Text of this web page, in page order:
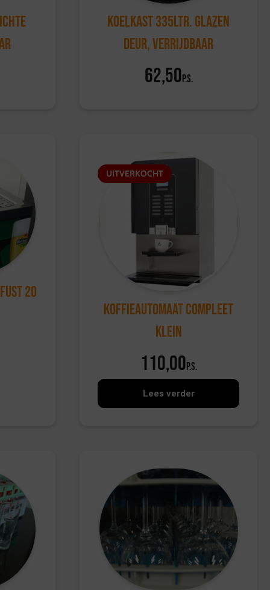
Koelkast 335ltr. Glazen
deur, Verrijdbaar
62,50p.s.
20
UITVERKOCHT
Koffieautomaat Compleet
Klein
110,00p.s.
Lees verder